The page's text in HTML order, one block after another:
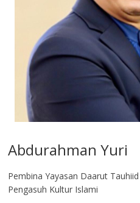
Abdurahman Yuri
Pembina Yayasan Daarut Tauhiid
Pengasuh Kultur Islami